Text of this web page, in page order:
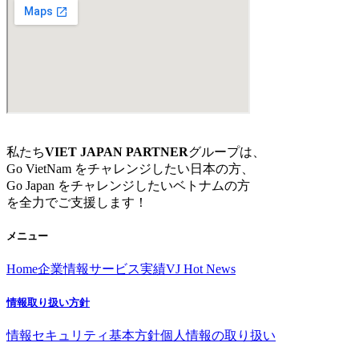
私たちVIET JAPAN PARTNERグループは、
Go VietNam をチャレンジしたい日本の方、
Go Japan をチャレンジしたいベトナムの方
を全力でご支援します！
メニュー
Home企業情報サービス実績VJ Hot News
情報取り扱い方針
情報セキュリティ基本方針個人情報の取り扱い